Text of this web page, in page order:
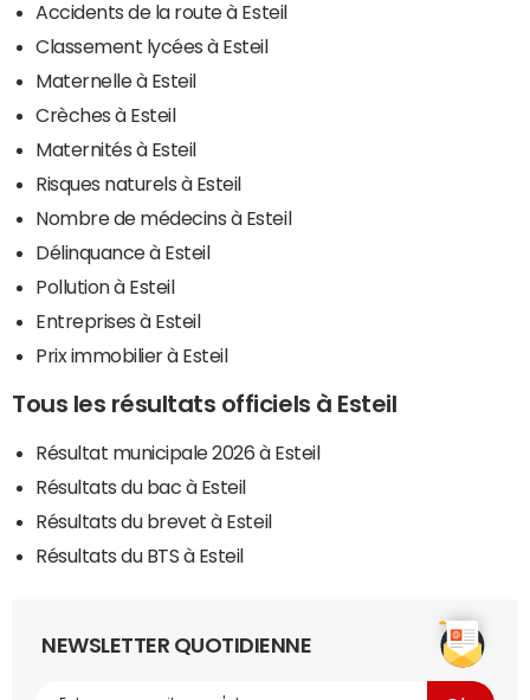
Accidents de la route à Esteil
Classement lycées à Esteil
Maternelle à Esteil
Crèches à Esteil
Maternités à Esteil
Risques naturels à Esteil
Nombre de médecins à Esteil
Délinquance à Esteil
Pollution à Esteil
Entreprises à Esteil
Prix immobilier à Esteil
Tous les résultats officiels à Esteil
Résultat municipale 2026 à Esteil
Résultats du bac à Esteil
Résultats du brevet à Esteil
Résultats du BTS à Esteil
NEWSLETTER QUOTIDIENNE